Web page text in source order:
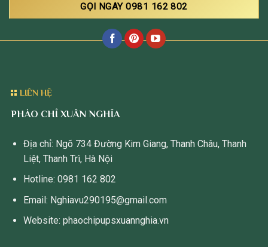
GỌI NGAY 0981 162 802
LIÊN HỆ
PHÀO CHỈ XUÂN NGHĨA
Địa chỉ: Ngõ 734 Đường Kim Giang, Thanh Châu, Thanh
Liệt, Thanh Trì, Hà Nội
Hotline: 0981 162 802
Email: Nghiavu290195@gmail.com
Website: phaochipupsxuannghia.vn